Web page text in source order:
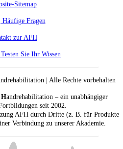
Sitemap
Häufige Fragen
zur AFH
Sie Ihr Wissen
| Alle Rechte vorbehalten
Handrehabilitation – ein unabhängiger
seit 2002.
AFH durch Dritte (z. B. für Produkte
Verbindung zu unserer Akademie.